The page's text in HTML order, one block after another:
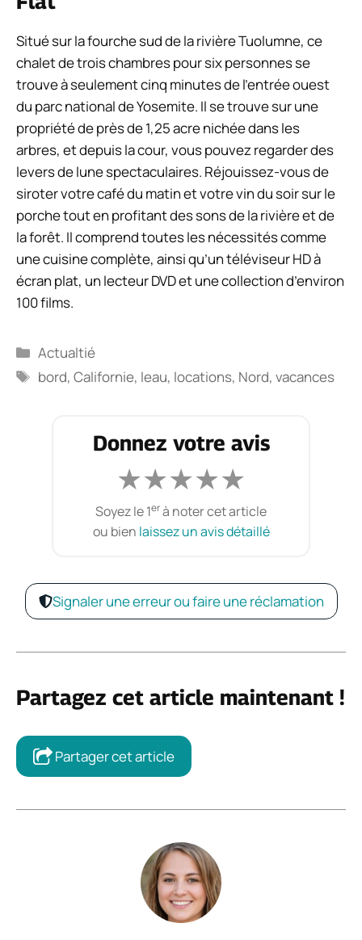
Situé sur la fourche sud de la rivière Tuolumne, ce
chalet de trois chambres pour six personnes se
trouve à seulement cinq minutes de l’entrée ouest
du parc national de Yosemite. Il se trouve sur une
propriété de près de 1,25 acre nichée dans les
arbres, et depuis la cour, vous pouvez regarder des
levers de lune spectaculaires. Réjouissez-vous de
siroter votre café du matin et votre vin du soir sur le
porche tout en profitant des sons de la rivière et de
la forêt. Il comprend toutes les nécessités comme
une cuisine complète, ainsi qu’un téléviseur HD à
écran plat, un lecteur DVD et une collection d’environ
100 films.
Catégories
Actualtié
Étiquettes
bord,Californie, leau, locations, Nord,vacances
Donnez votre avis
★★★★★
Soyez le 1erà noter cet article
ou bien laissez un avis détaillé
Signaler une erreur ou faire une réclamation
Partagez cet article maintenant !
Partager cet article